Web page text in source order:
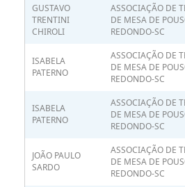
GUSTAVO
TRENTINI
CHIROLI
ASSOCIAÇÃO DE
DE MESA DE
REDONDO-SC
ISABELA
PATERNO
ASSOCIAÇÃO DE
DE MESA DE
REDONDO-SC
ISABELA
PATERNO
ASSOCIAÇÃO DE
DE MESA DE
REDONDO-SC
JOÃO PAULO
SARDO
ASSOCIAÇÃO DE
DE MESA DE
REDONDO-SC